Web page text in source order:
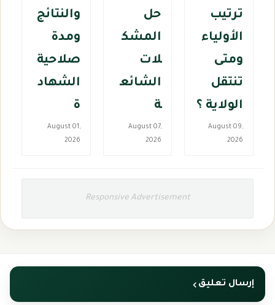
ترتيب
الأولياء
ومتى
تنتقل
الولاية ؟
August 09,
2026
حل
المشك
لات
الشائع
ة
August 07,
2026
والنتائج
ومدة
صلاحية
الشهاد
ة
August 01,
2026
Responsive Advertisement
إرسال تعليق